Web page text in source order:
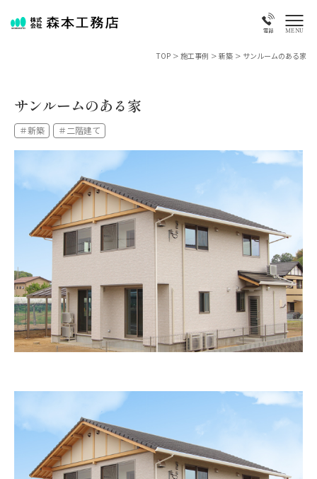
電話 MENU
TOP > 施工事例 > 新築 > サンルームのある家
サンルームのある家
＃新築 ＃二階建て